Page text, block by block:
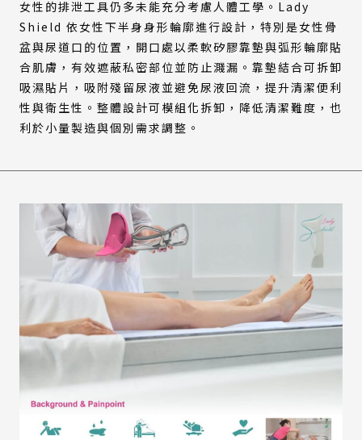
女性的排泄工具仍多未能充分考慮人體工學。Lady
Shield 依女性下半身身形輪廓進行設計，特別是女性骨
盆與尿道口的位置，開口處以柔軟矽膠靠墊與弧形輪廓貼
合肌膚，有效遮蔽私密部位並防止濺漏。靠墊結合可拆卸
吸濕貼片，吸附殘留尿液並避免尿液回流，提升清潔便利
性與衛生性。整體設計可模組化拆卸，降低清潔難度，也
利於小量製造與個別需求調整。